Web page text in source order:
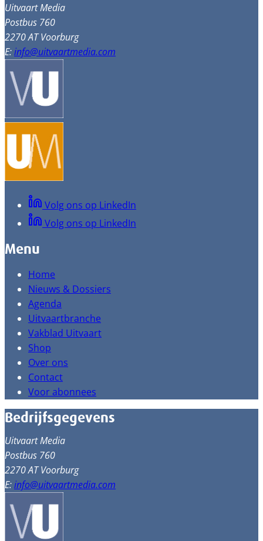
Uitvaart Media
Postbus 760
2270 AT Voorburg
E:info@uitvaartmedia.com
Volg ons op LinkedIn
Volg ons op LinkedIn
Menu
Home
Nieuws & Dossiers
Agenda
Uitvaartbranche
Vakblad Uitvaart
Shop
Over ons
Contact
Voor abonnees
Bedrijfsgegevens
Uitvaart Media
Postbus 760
2270 AT Voorburg
E:info@uitvaartmedia.com